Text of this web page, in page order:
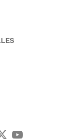
TwitterYouTube